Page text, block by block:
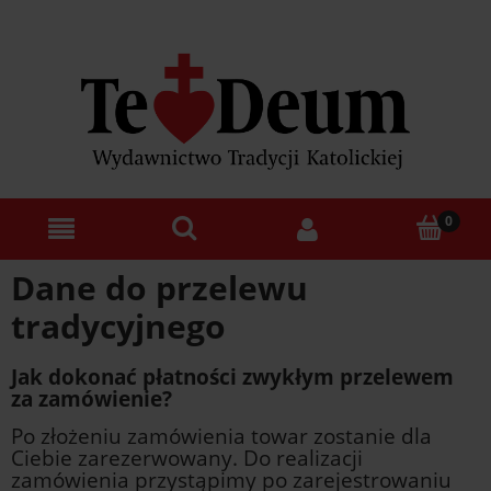
Dane do przelewu
tradycyjnego
Jak dokonać płatności zwykłym przelewem
za zamówienie?
Po złożeniu zamówienia towar zostanie dla
Ciebie zarezerwowany. Do realizacji
zamówienia przystąpimy po zarejestrowaniu